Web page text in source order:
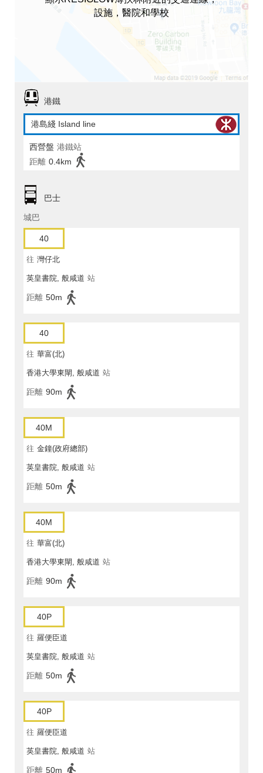
設施，醫院和學校
港鐵
港島綫 Island line
西營盤 港鐵站
距離 0.4km
巴士
城巴
40
往 灣仔北
英皇書院, 般咸道 站
距離 50m
40
往 華富(北)
香港大學東閘, 般咸道 站
距離 90m
40M
往 金鐘(政府總部)
英皇書院, 般咸道 站
距離 50m
40M
往 華富(北)
香港大學東閘, 般咸道 站
距離 90m
40P
往 羅便臣道
英皇書院, 般咸道 站
距離 50m
40P
往 羅便臣道
英皇書院, 般咸道 站
距離 50m